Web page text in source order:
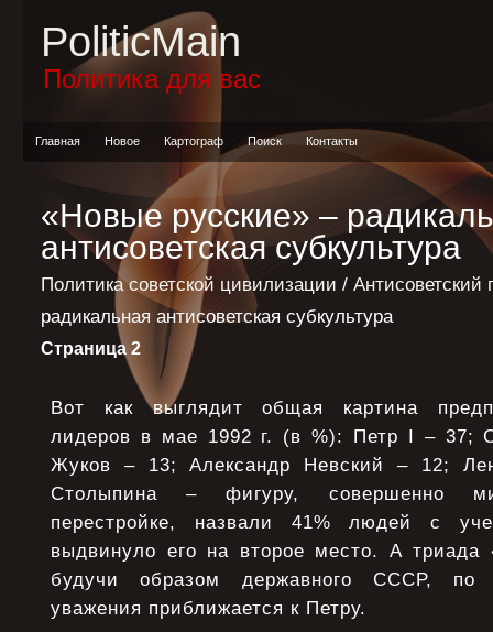
PoliticMain
Политика для вас
Главная Новое Картограф Поиск Контакты
«Новые русские» –
антисоветская субкультура
Политика советской цивилизации / Антисоветский
радикальная антисоветская субкультура
Страница 2
Вот как выглядит общая картина
лидеров в мае 1992 г. (в %): Петр I – 37;
Жуков – 13; Александр Невский – 12;
Столыпина – фигуру, совершенно
перестройке, назвали 41% людей с
выдвинуло его на второе место. А триада
будучи образом державного СССР, по
уважения приближается к Петру.